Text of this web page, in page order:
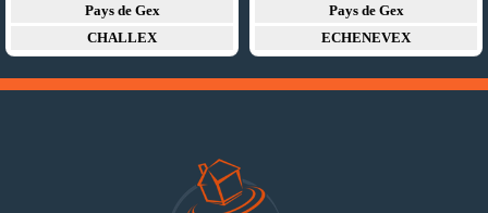
Pays de Gex
CHALLEX
Pays de Gex
ECHENEVEX